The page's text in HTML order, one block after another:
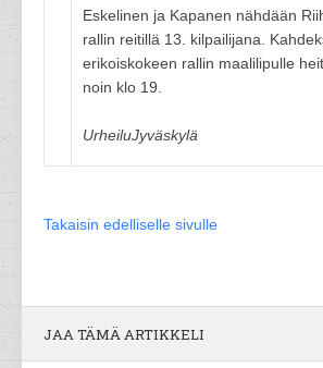
Eskelinen ja Kapanen nähdään
rallin reitillä 13. kilpailijana.
erikoiskokeen rallin maalilipulle
noin klo 19.
UrheiluJyväskylä
Takaisin edelliselle sivulle
JAA TÄMÄ ARTIKKELI